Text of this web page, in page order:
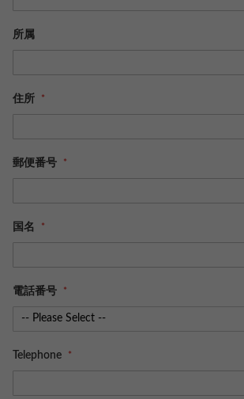
所属
住所
郵便番号
国名
電話番号
Telephone